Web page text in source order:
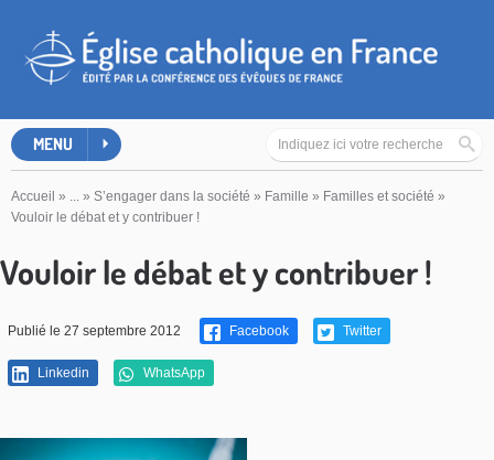
MENU
Accueil » ... » S’engager dans la société » Famille » Familles et société »
Vouloir le débat et y contribuer !
Vouloir le débat et y contribuer !
Publié le 27 septembre 2012 Facebook Twitter
Linkedin WhatsApp